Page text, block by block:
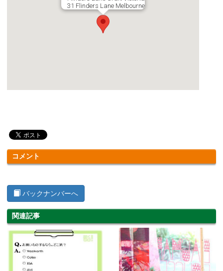
31 Flinders Lane Melbourne
コメント
バックナンバーへ
関連記事